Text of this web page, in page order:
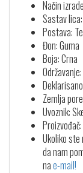
Način
Sastav
Postava:
Đon: Guma
Boja: Crna
Zemlja
Uvoznik:
Ukoliko ste
da nam
nae-mail!